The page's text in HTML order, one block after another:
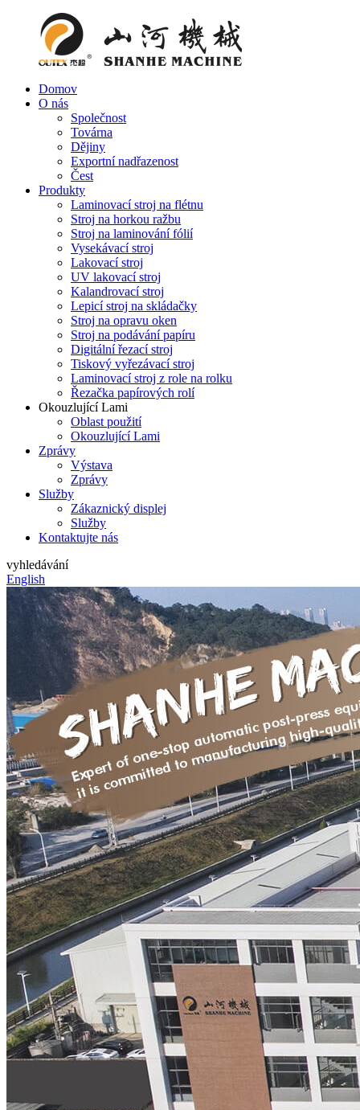
Domov
O nás
Společnost
Továrna
Dějiny
Exportní nadřazenost
Čest
Produkty
Laminovací stroj na flétnu
Stroj na horkou ražbu
Stroj na laminování fólií
Vysekávací stroj
Lakovací stroj
UV lakovací stroj
Kalandrovací stroj
Lepicí stroj na skládačky
Stroj na opravu oken
Stroj na podávání papíru
Digitální řezací stroj
Tiskový vyřezávací stroj
Laminovací stroj z role na rolku
Řezačka papírových rolí
Okouzlující Lami
Oblast použití
Okouzlující Lami
Zprávy
Výstava
Zprávy
Služby
Zákaznický displej
Služby
Kontaktujte nás
vyhledávání
English